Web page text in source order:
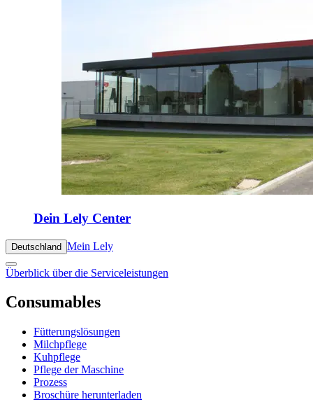
Dein Lely Center
Deutschland Mein Lely
Überblick über die Serviceleistungen
Consumables
Fütterungslösungen
Milchpflege
Kuhpflege
Pflege der Maschine
Prozess
Broschüre herunterladen